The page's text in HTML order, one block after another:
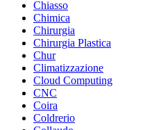
Chiasso
Chimica
Chirurgia
Chirurgia Plastica
Chur
Climatizzazione
Cloud Computing
CNC
Coira
Coldrerio